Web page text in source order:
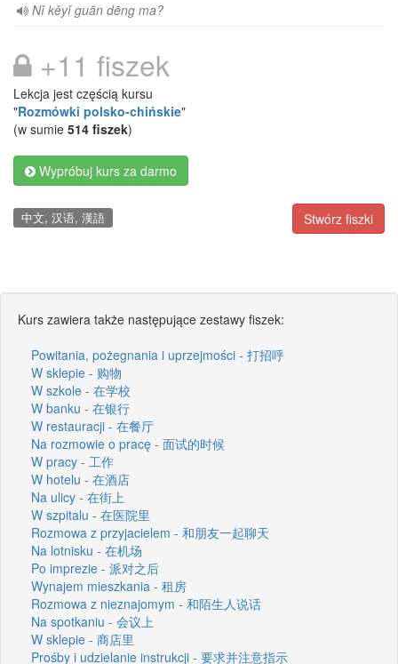
Nǐ kěyǐ guān dēng ma?
+11 fiszek
Lekcja jest częścią kursu
"Rozmówki polsko-chińskie"
(w sumie 514 fiszek)
Wypróbuj kurs za darmo
Stwórz fiszki
中文, 汉语, 漢語
Kurs zawiera także następujące zestawy fiszek:
Powitania, pożegnania i uprzejmości - 打招呼
W sklepie - 购物
W szkole - 在学校
W banku - 在银行
W restauracji - 在餐厅
Na rozmowie o pracę - 面试的时候
W pracy - 工作
W hotelu - 在酒店
Na ulicy - 在街上
W szpitalu - 在医院里
Rozmowa z przyjacielem - 和朋友一起聊天
Na lotnisku - 在机场
Po imprezie - 派对之后
Wynajem mieszkania - 租房
Rozmowa z nieznajomym - 和陌生人说话
Na spotkaniu - 会议上
W sklepie - 商店里
Prośby i udzielanie instrukcji - 要求并注意指示